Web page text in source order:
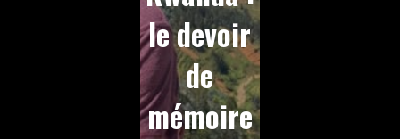
le devoir
de
mémoire